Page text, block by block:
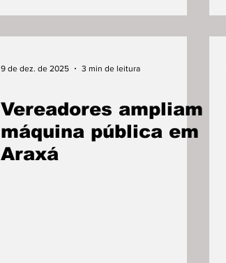
9 de dez. de 2025 3 min de leitura
Vereadores ampliam
máquina pública em
Araxá